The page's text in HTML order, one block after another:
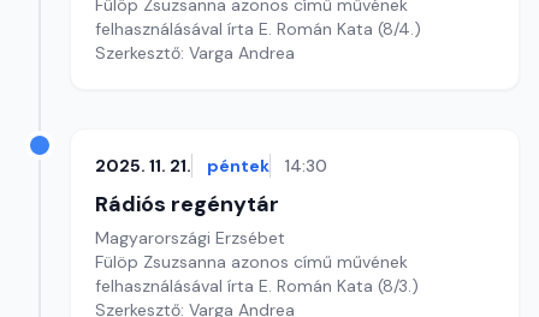
Fülöp Zsuzsanna azonos című művének
felhasználásával írta E. Román Kata (8/4.)
Szerkesztő: Varga Andrea
2025. 11. 21. péntek 14:30
Rádiós regénytár
Magyarországi Erzsébet
Fülöp Zsuzsanna azonos című művének
felhasználásával írta E. Román Kata (8/3.)
Szerkesztő: Varga Andrea